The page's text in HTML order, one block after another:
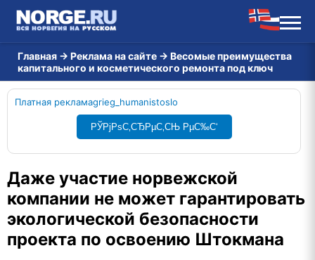
Главная → Реклама на сайте → Весомые преимущества
капитального и косметического ремонта под ключ
Платная рекламаgrieg_humanistoslo
РЎРјРѕС‚СЂРµС‚СЊ РµС‰С‘
Даже участие норвежской
компании не может гарантировать
экологической безопасности
проекта по освоению Штокмана